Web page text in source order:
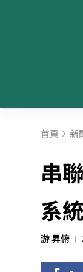
首頁
串
系
游 昇俯